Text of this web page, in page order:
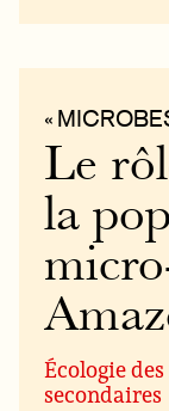
«
Le
la
Écologie
secondaires